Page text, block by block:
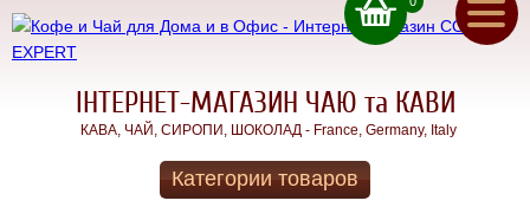
ІНТЕРНЕТ-МАГАЗИН ЧАЮ та КАВИ
КАВА, ЧАЙ, СИРОПИ, ШОКОЛАД - France, Germany, Italy
ru
ua
(050) 71 00 222
(067) 11 00 222
(093) 70 12 222
Категории товаров
ОФIСУ
Традиції та якість
чаю №1 в Німеччинi
КАВА В
ЗЕРНАХ